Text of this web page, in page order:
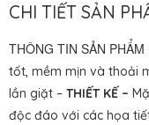
CHI TIẾT SẢN
THÔNG TIN SẢN PHẨM
tốt, mềm mịn và thoải
lần giặt – THIẾT KẾ –
độc đáo với các họa